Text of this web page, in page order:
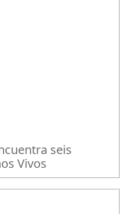
seis
Vivos